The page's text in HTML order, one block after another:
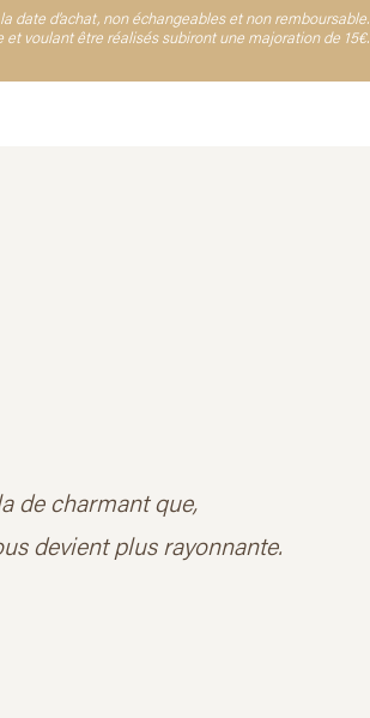
date d’achat, non échangeables et non remboursable.
et voulant être réalisés subiront une majoration de 15€.
de charmant que,
devient plus rayonnante.